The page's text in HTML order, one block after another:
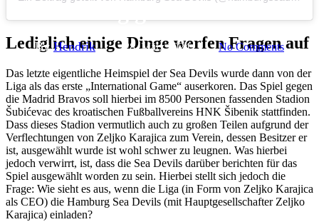
richtig gelöst haben
By Hendrik 28. März 2024
No Comments
Lediglich einige Dinge werfen Fragen auf
Das letzte eigentliche Heimspiel der Sea Devils wurde dann von der
Liga als das erste „International Game“ auserkoren. Das Spiel gegen
die Madrid Bravos soll hierbei im 8500 Personen fassenden Stadion
Šubićevac des kroatischen Fußballvereins HNK Šibenik stattfinden.
Dass dieses Stadion vermutlich auch zu großen Teilen aufgrund der
Verflechtungen von Zeljko Karajica zum Verein, dessen Besitzer er
ist, ausgewählt wurde ist wohl schwer zu leugnen. Was hierbei
jedoch verwirrt, ist, dass die Sea Devils darüber berichten für das
Spiel ausgewählt worden zu sein. Hierbei stellt sich jedoch die
Frage: Wie sieht es aus, wenn die Liga (in Form von Zeljko Karajica
als CEO) die Hamburg Sea Devils (mit Hauptgesellschafter Zeljko
Karajica) einladen?